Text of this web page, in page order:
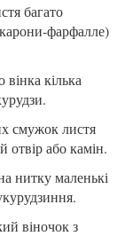
багато
фарфалле)
кілька
смужок листя
отвір або камін.
нитку маленькі
віночок з